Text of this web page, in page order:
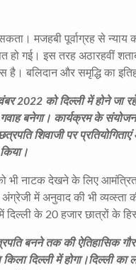
मजहबी पूर्वाग्रह से न्याय
हो गई। इस तरह अठारहवीं
है। बलिदान और समृद्धि का
को दिल्ली में होने जा
बनेगा। कार्यक्रम के
शिवाजी पर
भी नाटक देखने के लिए
में अनुवाद की भी व्यव्स्ता
दिल्ली के 20 हजार छात्रों के
बनने तक की ऐतिहासिक
दिल्ली में होगा।दिल्ली का